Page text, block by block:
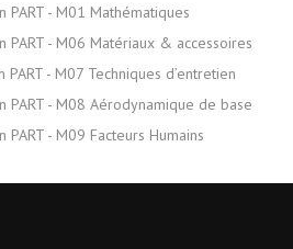
PART - M01 Mathématiques
PART - M06 Matériaux & accessoires
- M07 Techniques d’entretien
PART - M08 Aérodynamique de base
- M09 Facteurs Humains